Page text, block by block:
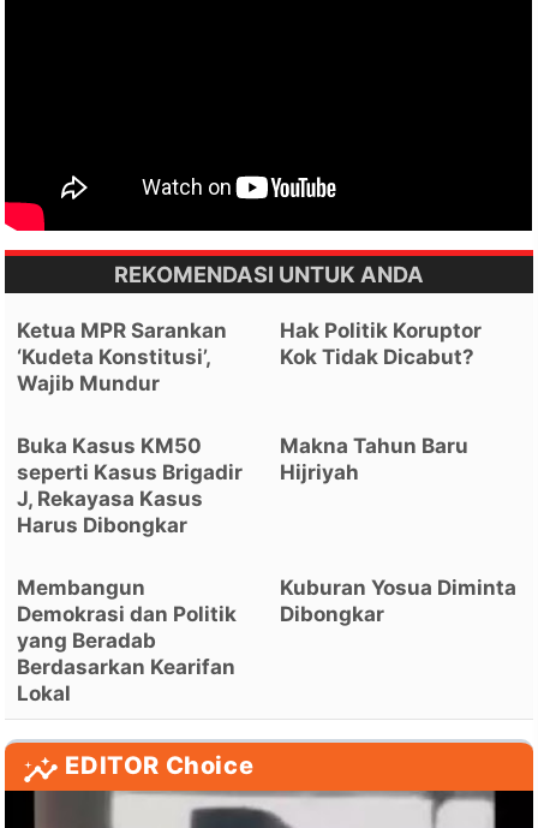
REKOMENDASI UNTUK ANDA
Ketua MPR Sarankan
‘Kudeta Konstitusi’,
Wajib Mundur
Hak Politik Koruptor
Kok Tidak Dicabut?
Buka Kasus KM50
seperti Kasus Brigadir
J, Rekayasa Kasus
Harus Dibongkar
Makna Tahun Baru
Hijriyah
Membangun
Demokrasi dan Politik
yang Beradab
Berdasarkan Kearifan
Lokal
Kuburan Yosua Diminta
Dibongkar
EDITOR Choice